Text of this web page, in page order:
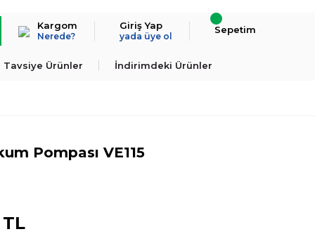
Kargom
Nerede?
Giriş Yap
yada üye ol
Sepetim
Tavsiye Ürünler İndirimdeki Ürünler
Pompası VE115